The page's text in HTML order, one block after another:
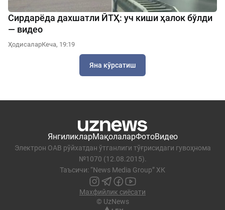
Сирдарёда дахшатли ЙТҲ: уч киши ҳалок бўлди
— видео
ҲодисаларКеча, 19:19
Яна кўрсатиш
ЯнгиликларМақолаларФотоВидео
Электрон ОАВ рўйхатдан ўтганлиги тўғрисидаги гувоҳнома
№1070 (12.08.2015).
Таъсичи: “News Media Group” ХК
Махфийлик сиёсати
© UzNews